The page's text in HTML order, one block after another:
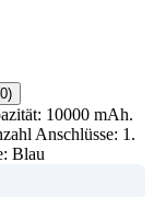
10000 mAh.
Anschlüsse: 1.
Blau